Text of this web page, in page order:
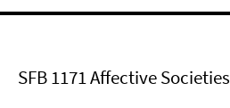
SFB 1171 Affective Societies